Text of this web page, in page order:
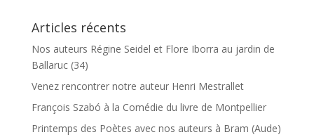
Articles récents
Nos auteurs Régine Seidel et Flore Iborra au jardin de
Ballaruc (34)
Venez rencontrer notre auteur Henri Mestrallet
François Szabó à la Comédie du livre de Montpellier
Printemps des Poètes avec nos auteurs à Bram (Aude)